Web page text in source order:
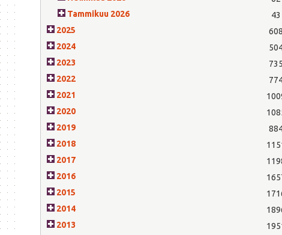
Tammikuu 2026
43
2025
608
2024
2023
735
2022
2021
2020
2019
2018
2017
2016
2015
2014
2013